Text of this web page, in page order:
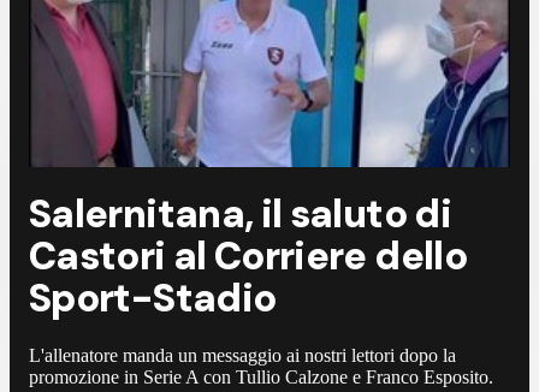
Salernitana, il saluto di
Castori al Corriere dello
Sport-Stadio
L'allenatore manda un messaggio ai nostri lettori dopo la
promozione in Serie A con Tullio Calzone e Franco Esposito.